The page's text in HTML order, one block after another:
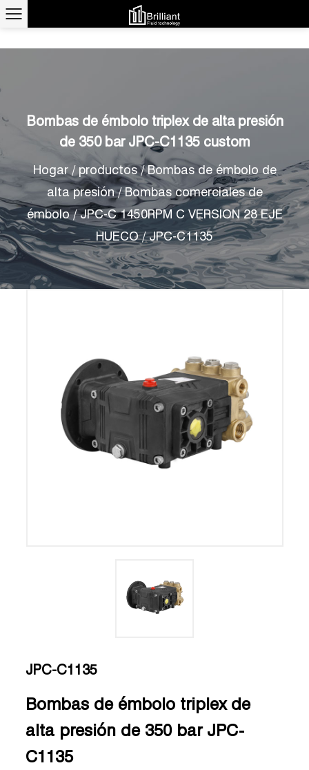
Bombas de émbolo triplex de alta presión
de 350 bar JPC-C1135 custom
Hogar/ productos/Bombas de émbolo de
alta presión/Bombas comerciales de
émbolo/JPC-C 1450RPM C VERSION 28 EJE
HUECO/JPC-C1135
JPC-C1135
Bombas de émbolo triplex de
alta presión de 350 bar JPC-
C1135